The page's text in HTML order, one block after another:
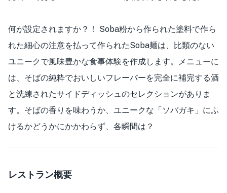
何が設定されますか？！ Soba粉から作られた塗料で作ら
れた細心の注意を払って作られたSoba麺は、比類のない
ユニークで風味豊かな食事体験を作成します。メニューに
は、そばの純粋でおいしいフレーバーを完全に補完する酒
と洗練されたサイドディッシュのセレクションがありま
す。そばの香りを味わうか、ユニークな「ソバガキ」にふ
けるかどうかにかかわらず、各瞬間は？
レストラン概要